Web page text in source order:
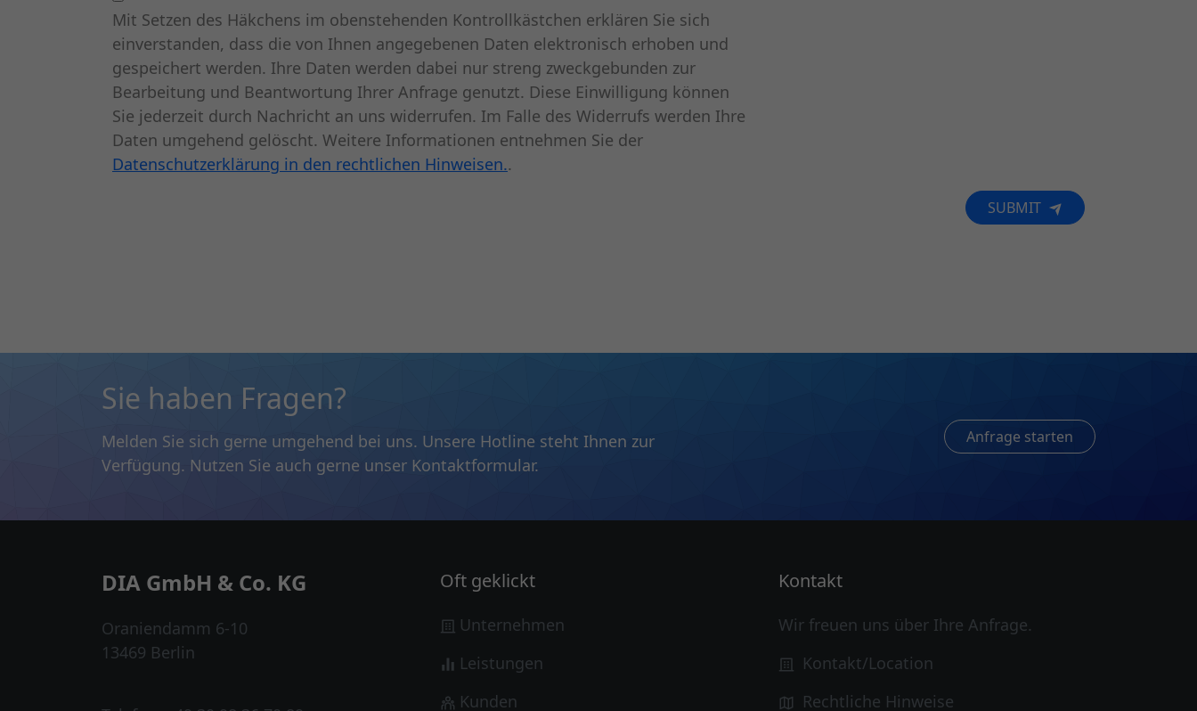
Mit Setzen des Häkchens im obenstehenden Kontrollkästchen erklären Sie sich
einverstanden, dass die von Ihnen angegebenen Daten elektronisch erhoben und
gespeichert werden. Ihre Daten werden dabei nur streng zweckgebunden zur
Bearbeitung und Beantwortung Ihrer Anfrage genutzt. Diese Einwilligung können
Sie jederzeit durch Nachricht an uns widerrufen. Im Falle des Widerrufs werden Ihre
Daten umgehend gelöscht. Weitere Informationen entnehmen Sie der
Datenschutzerklärung in den rechtlichen Hinweisen..
SUBMIT
Sie haben Fragen?
Melden Sie sich gerne umgehend bei uns. Unsere Hotline steht Ihnen zur
Verfügung. Nutzen Sie auch gerne unser Kontaktformular.
Anfrage starten
DIA GmbH & Co. KG
Oraniendamm 6-10
13469 Berlin
Oft geklickt
Unternehmen
Leistungen
Kunden
Kontakt
Wir freuen uns über Ihre Anfrage.
Kontakt/Location
Rechtliche Hinweise